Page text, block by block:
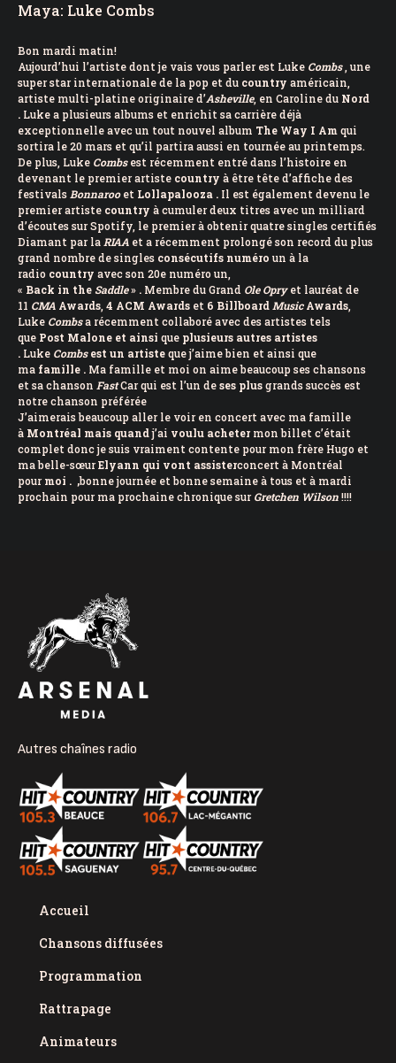
Maya: Luke Combs
Bon mardi matin!
Aujourd’hui l’artiste dont je vais vous parler est Luke Combs, une
super star internationale de la pop et du country américain,
artiste multi-platine originaire d’Asheville, en Caroline du Nord
. Luke a plusieurs albums et enrichit sa carrière déjà
exceptionnelle avec un tout nouvel album The Way I Am qui
sortira le 20 mars et qu’il partira aussi en tournée au printemps.
De plus, Luke Combsest récemment entré dans l’histoire en
devenant le premier artiste country à être tête d’affiche des
festivals Bonnarooet Lollapalooza . Il est également devenu le
premier artiste country à cumuler deux titres avec un milliard
d’écoutes sur Spotify, le premier à obtenir quatre singles certifiés
Diamant par la RIAA et a récemment prolongé son record du plus
grand nombre de singles consécutifs numéro un à la
radio country avec son 20e numéro un,
« Back in the Saddle» . Membre du Grand Ole Opryet lauréat de
11 CMA Awards 4 ACM Awards et 6 Billboard Music Awards
Luke Combsa récemment collaboré avec des artistes tels
que Post Malone et ainsi que plusieurs autres artistes
. Luke Combs est un artisteque j’aime bien et ainsi que
ma famille . Ma famille et moi on aime beaucoup ses chansons
et sa chanson FastCar qui est l’un deses plusgrands succès est
notre chanson préférée
J’aimerais beaucoup aller le voir en concert avec ma famille
à Montréal mais quandj’ai voulu achetermon billet c’était
complet donc je suis vraiment contente pour mon frère Hugo et
ma belle-sœurElyann qui vont assisterconcert à Montréal
pourmoi . ,bonne journée et bonne semaine à tous et à mardi
prochain pour ma prochaine chronique surGretchen Wilson!!!!
Autres chaînes radio
Accueil
Chansons diffusées
Programmation
Rattrapage
Animateurs